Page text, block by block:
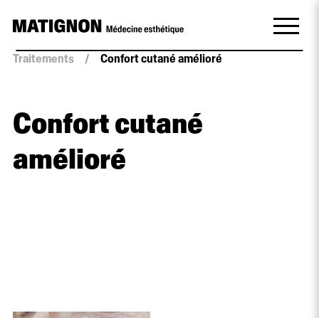
Traitements / Confort cutané amélioré
Confort cutané
amélioré